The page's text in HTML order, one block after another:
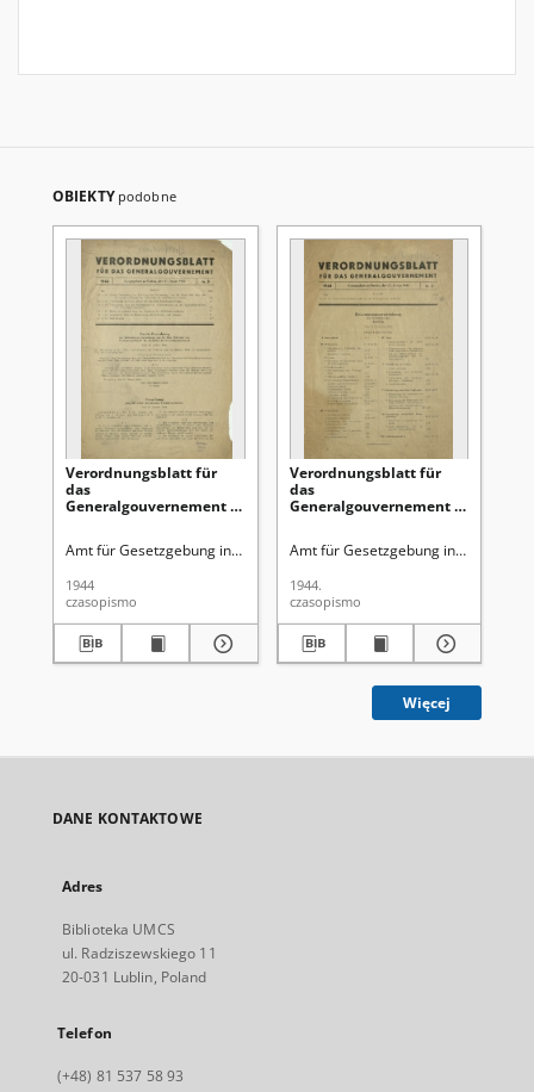
OBIEKTY podobne
Verordnungsblatt für
das
Generalgouvernement /
Regierung des
1944, Nr 3 (31 Januar)
Amt für Gesetzgebung in der Regierung des Generalgouverneurs
1944
czasopismo
Verordnungsblatt für
das
Generalgouvernement /
Regierung des
1944, Nr 2 (27 Januar)
Amt für Gesetzgebung in der
1944.
czasopismo
Więcej
DANE KONTAKTOWE
Adres
Biblioteka UMCS
ul. Radziszewskiego 11
20-031 Lublin, Poland
Telefon
(+48) 81 537 58 93